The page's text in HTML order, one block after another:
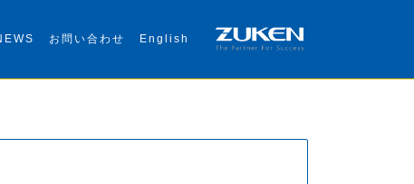
お問い合わせ English